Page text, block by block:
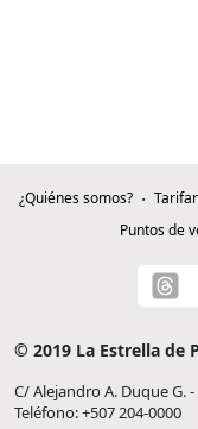
¿Quiénes somos?
Puntos de
© 2019 La Estrella de
C/ Alejandro A. Duque G.
Teléfono: +507 204-0000